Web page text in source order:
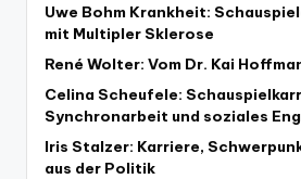
Uwe Bohm Krankheit:
mit Multipler Sklerose
René Wolter: Vom Dr. Kai
Celina Scheufele:
Synchronarbeit und soziales
Iris Stalzer: Karriere,
aus der Politik